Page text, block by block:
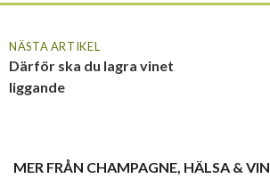
NÄSTA ARTIKEL
Därför ska du lagra vinet
liggande
MER FRÅN CHAMPAGNE, HÄLSA & VIN